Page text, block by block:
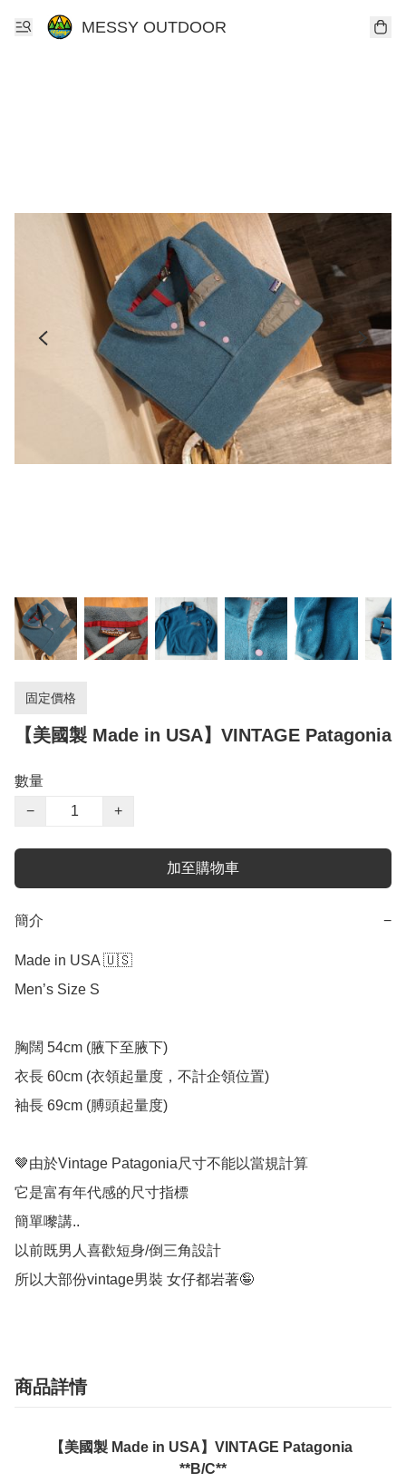
MESSY OUTDOOR
固定價格
【美國製 Made in USA】VINTAGE Patagonia
數量
−
+
加至購物車
簡介 −
Made in USA 🇺🇸
Men’s Size S
胸闊 54cm (腋下至腋下)
衣長 60cm (衣領起量度，不計企領位置)
袖長 69cm (膊頭起量度)
🤎由於Vintage Patagonia尺寸不能以當規計算
它是富有年代感的尺寸指標
簡單嚟講..
以前既男人喜歡短身/倒三角設計
所以大部份vintage男裝 女仔都岩著🤪
商品詳情
【美國製 Made in USA】VINTAGE Patagonia
**B/C**